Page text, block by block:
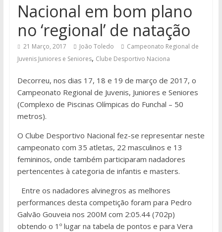
Nacional em bom plano
no ‘regional’ de natação
21 Março, 2017 João Toledo
Campeonato Regional de
Juvenis Juniores e Seniores, Clube Desportivo Naciona
Decorreu, nos dias 17, 18 e 19 de março de 2017, o
Campeonato Regional de Juvenis, Juniores e Seniores
(Complexo de Piscinas Olímpicas do Funchal – 50
metros).
O Clube Desportivo Nacional fez-se representar neste
campeonato com 35 atletas, 22 masculinos e 13
femininos, onde também participaram nadadores
pertencentes à categoria de infantis e masters.
Entre os nadadores alvinegros as melhores
performances desta competição foram para Pedro
Galvão Gouveia nos 200M com 2:05.44 (702p)
obtendo o 1º lugar na tabela de pontos e para Vera